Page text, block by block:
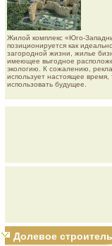
Жилой комплекс «Юго-
позиционируется как
загородной жизни, жилье
имеющее выгодное
экологию. К сожалению,
использует настоящее время,
использовать будущее.
Долевое